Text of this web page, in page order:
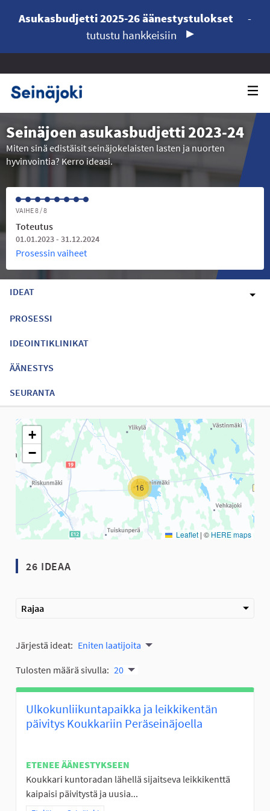
Asukasbudjetti 2025-26 äänestystulokset
-
tutustu hankkeisiin
Seinäjoen asukasbudjetti 2023-24
Miten sinä edistäisit seinäjokelaisten lasten ja nuorten
hyvinvointia? Kerro ideasi.
VAIHE 8 / 8
Toteutus
01.01.2023 - 31.12.2024
Prosessin vaiheet
IDEAT
PROSESSI
IDEOINTIKLINIKAT
ÄÄNESTYS
SEURANTA
Seuraavassa elementissä on kartta, joka esittää tämän sivun
16
+
−
Leaflet | © HERE maps
26 IDEAA
Rajaa
Järjestä ideat: Eniten laatijoita
Tulosten määrä sivulla: 20
Ulkokunliikuntapaikka ja leikkikentän
päivitys Koukkariin Peräseinäjoella
ETENEE ÄÄNESTYKSEEN
Koukkari kuntoradan lähellä sijaitseva leikkikenttä
kaipaisi päivitystä ja uusia...